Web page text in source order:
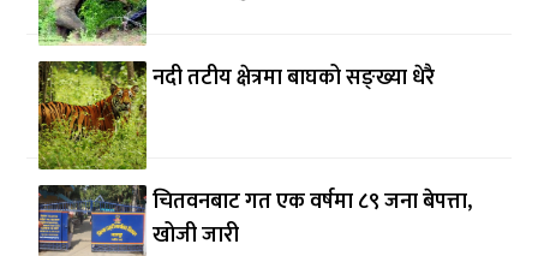
नदी तटीय क्षेत्रमा बाघको सङ्ख्या धेरै
चितवनबाट गत एक वर्षमा ८९ जना बेपत्ता,
खोजी जारी